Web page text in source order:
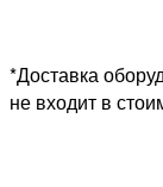
*Доставка
не входит в